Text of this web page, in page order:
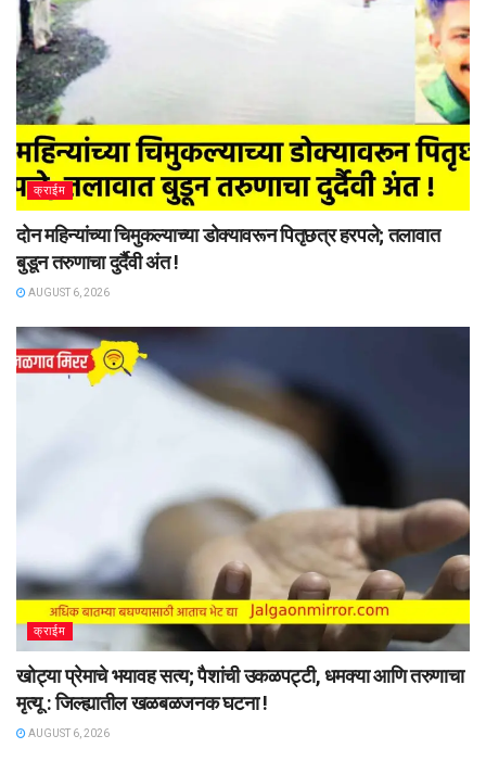
क्राईम
दोन महिन्यांच्या चिमुकल्याच्या डोक्यावरून पितृछत्र हरपले; तलावात
बुडून तरुणाचा दुर्दैवी अंत !
AUGUST 6, 2026
क्राईम
खोट्या प्रेमाचे भयावह सत्य; पैशांची उकळपट्टी, धमक्या आणि तरुणाचा
मृत्यू : जिल्ह्यातील खळबळजनक घटना !
AUGUST 6, 2026